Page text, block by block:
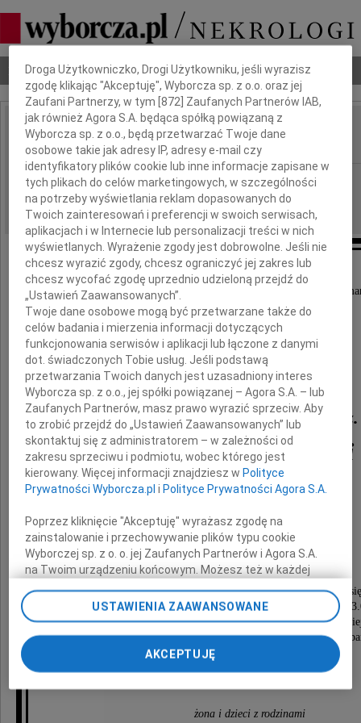
Nekrologi Odeszli Poradnik pogrzebowy
IMIĘ I NAZWISKO: Krzysztof Wasilewski
REGION: Wrocław
DATA EMISJI: 05.03.2019
Z głębokim smutkiem zawiadamiamy,
że w dniu 1 marca 2019 roku w wieku 77 lat
ppłk WP w st. spocz. mgr inż.
Krzysztof Wasilewski
nasz ukochany Mąż, Tata i Dziadek.
Odszedł od nas Człowiek wielkiego serca,
wyjątkowej skromności i życzliwości.
Pogrzeb wraz z mszą świętą żałobną odbędzie się
w czwartek dnia 7 marca 2019 roku o godzinie
w kaplicy na cmentarzu przy ulicy
po czym nastąpi odprowadzenie prochów do
żona i dzieci z rodzinami
Dbamy o Twoją prywatność
Droga Użytkowniczko, Drogi Użytkowniku, jeśli wyrazisz
zgodę klikając "Akceptuję", Wyborcza sp. z o.o. oraz jej
Zaufani Partnerzy, w tym [872 ] Zaufanych Partnerów IAB,
jak również Agora S.A. będąca spółką powiązaną z
Wyborcza sp. z o.o., będą przetwarzać Twoje dane
osobowe takie jak adresy IP, adresy e-mail czy
identyfikatory plików cookie lub inne informacje zapisane w
tych plikach do celów marketingowych, w szczególności
na potrzeby wyświetlania reklam dopasowanych do
Twoich zainteresowań i preferencji w swoich serwisach,
aplikacjach i w Internecie lub personalizacji treści w nich
wyświetlanych. Wyrażenie zgody jest dobrowolne. Jeśli nie
chcesz wyrazić zgody, chcesz ograniczyć jej zakres lub
chcesz wycofać zgodę uprzednio udzieloną przejdź do
„Ustawień Zaawansowanych”.
Twoje dane osobowe mogą być przetwarzane także do
celów badania i mierzenia informacji dotyczących
funkcjonowania serwisów i aplikacji lub łączone z danymi
dot. świadczonych Tobie usług. Jeśli podstawą
przetwarzania Twoich danych jest uzasadniony interes
Wyborcza sp. z o.o., jej spółki powiązanej – Agora S.A. – lub
Zaufanych Partnerów, masz prawo wyrazić sprzeciw. Aby
to zrobić przejdź do „Ustawień Zaawansowanych” lub
skontaktuj się z administratorem – w zależności od
zakresu sprzeciwu i podmiotu, wobec którego jest
kierowany. Więcej informacji znajdziesz w Polityce
Prywatności Wyborcza.pl i Polityce Prywatności Agora S.A.
Poprzez kliknięcie "Akceptuję" wyrażasz zgodę na
zainstalowanie i przechowywanie plików typu cookie
Wyborczej sp. z o. o. jej Zaufanych Partnerów i Agora S.A.
na Twoim urządzeniu końcowym. Możesz też w każdej
chwili zmienić swoje preferencje dot. plików cookie,
ponownie wywołując narzędzie do zarządzania Twoimi
preferencjami dot. przetwarzania danych poprzez
odnośnik „Ustawienia prywatności” w stopce serwisu i
przechodząc do sekcji „Ustawienia zaawansowane”.
Zmiana ustawień plików cookie możliwa jest także za
My, nasi Zaufani Partnerzy i Agora S.A. możemy
USTAWIENIA ZAAWANSOWANE
AKCEPTUJĘ